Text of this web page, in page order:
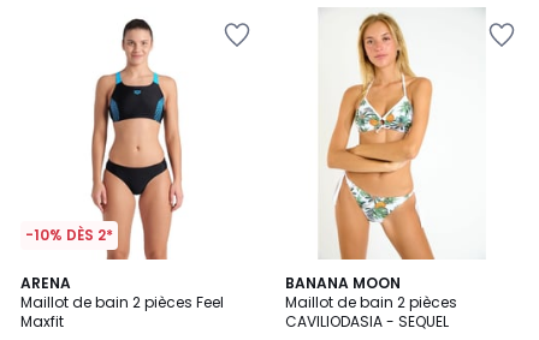
-10% DÈS 2*
ARENA
Maillot de bain 2 pièces Feel
Maxfit
5
/
5
BANANA MOON
Maillot de bain 2 pièces
CAVILIODASIA - SEQUEL